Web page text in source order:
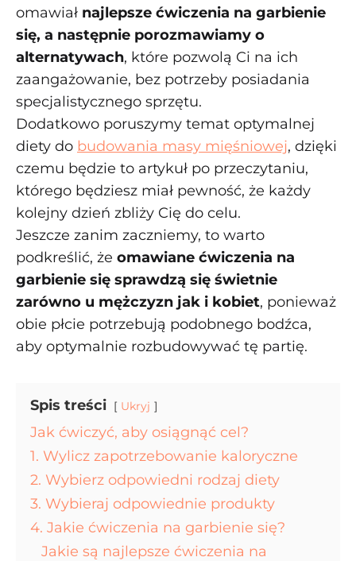
omawiał najlepsze ćwiczenia na garbienie
się, a następnie porozmawiamy o
alternatywach, które pozwolą Ci na ich
zaangażowanie, bez potrzeby posiadania
specjalistycznego sprzętu.
Dodatkowo poruszymy temat optymalnej
diety do budowania masy mięśniowej, dzięki
czemu będzie to artykuł po przeczytaniu,
którego będziesz miał pewność, że każdy
kolejny dzień zbliży Cię do celu.
Jeszcze zanim zaczniemy, to warto
podkreślić, że omawiane ćwiczenia na
garbienie się sprawdzą się świetnie
zarówno u mężczyzn jak i kobiet, ponieważ
obie płcie potrzebują podobnego bodźca,
aby optymalnie rozbudowywać tę partię.
Spis treści Ukryj
Jak ćwiczyć, aby osiągnąć cel?
1. Wylicz zapotrzebowanie kaloryczne
2. Wybierz odpowiedni rodzaj diety
3. Wybieraj odpowiednie produkty
4. Jakie ćwiczenia na garbienie się?
Jakie są najlepsze ćwiczenia na